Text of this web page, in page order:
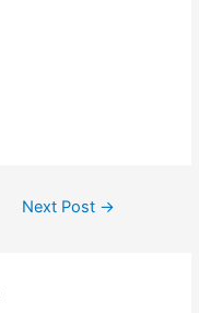
Next Post →